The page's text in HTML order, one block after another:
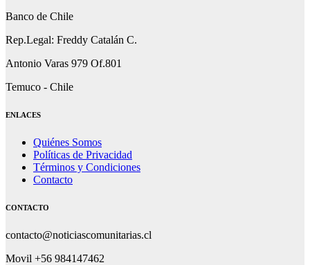
Banco de Chile
Rep.Legal: Freddy Catalán C.
Antonio Varas 979 Of.801
Temuco - Chile
ENLACES
Quiénes Somos
Políticas de Privacidad
Términos y Condiciones
Contacto
CONTACTO
contacto@noticiascomunitarias.cl
Movil +56 984147462